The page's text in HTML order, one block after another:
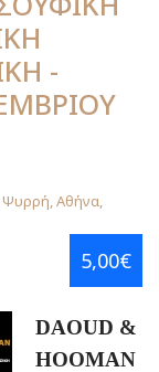
-
Ψυρρή, Αθήνα,
5,00€
DAOUD &
HOOMAN